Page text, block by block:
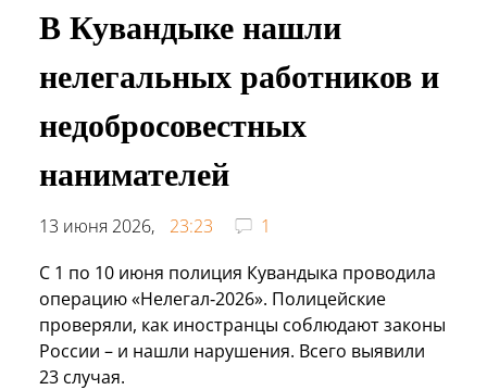
В Кувандыке нашли
нелегальных работников и
недобросовестных
нанимателей
13 июня 2026, 23:23
1
С 1 по 10 июня полиция Кувандыка проводила
операцию «Нелегал‑2026». Полицейские
проверяли, как иностранцы соблюдают законы
России – и нашли нарушения. Всего выявили
23 случая.